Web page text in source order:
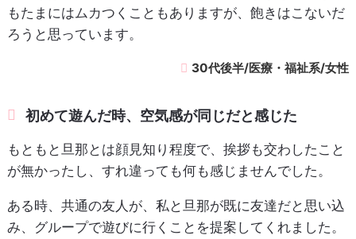
もたまにはムカつくこともありますが、飽きはこないだ
ろうと思っています。
30代後半/医療・福祉系/女性
初めて遊んだ時、空気感が同じだと感じた
もともと旦那とは顔見知り程度で、挨拶も交わしたこと
が無かったし、すれ違っても何も感じませんでした。
ある時、共通の友人が、私と旦那が既に友達だと思い込
み、グループで遊びに行くことを提案してくれました。